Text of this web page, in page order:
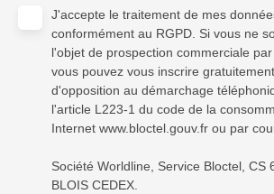
J'accepte le traitement de mes
conformément au RGPD. Si vous ne
l'objet de prospection commerciale
vous pouvez vous inscrire
d'opposition au démarchage
l'article L223-1 du code de la
Internet www.bloctel.gouv.fr ou par
Société Worldline, Service Bloctel, CS
BLOIS CEDEX.